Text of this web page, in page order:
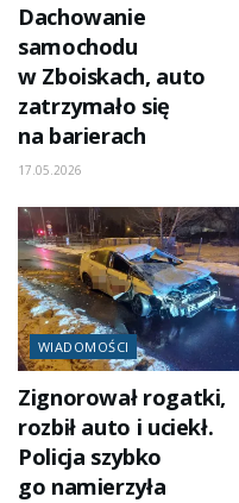
Dachowanie
samochodu
w Zboiskach, auto
zatrzymało się
na barierach
17.05.2026
WIADOMOŚCI
Zignorował rogatki,
rozbił auto i uciekł.
Policja szybko
go namierzyła